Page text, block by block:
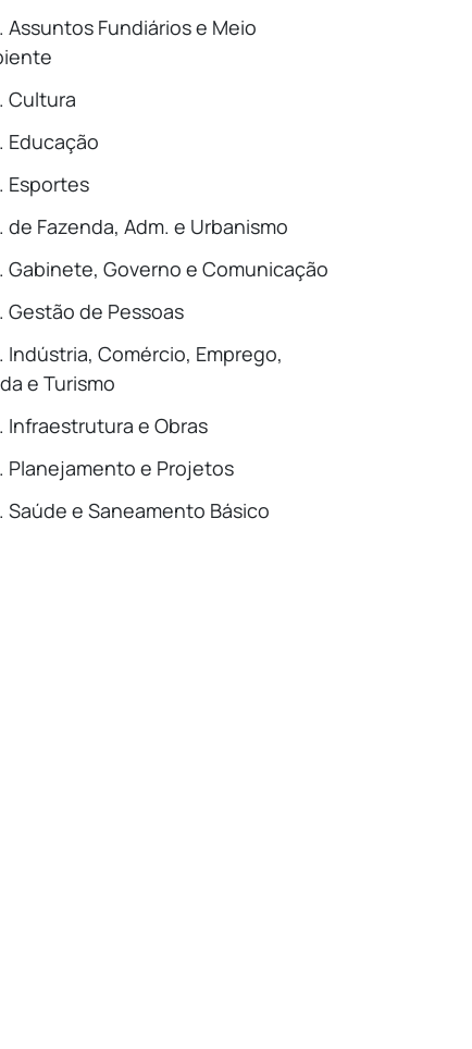
Assuntos Fundiários e Meio
Cultura
Educação
Esportes
de Fazenda, Adm. e Urbanismo
Gabinete, Governo e Comunicação
Gestão de Pessoas
Indústria, Comércio, Emprego,
e Turismo
Infraestrutura e Obras
Planejamento e Projetos
Saúde e Saneamento Básico